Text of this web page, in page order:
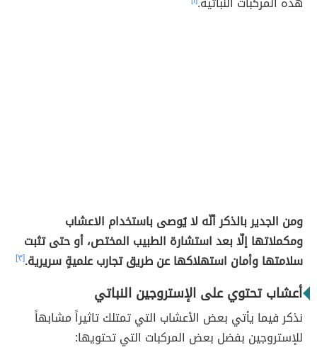
ومن الجدير بالذكر أنّه لا يُوصى باستخدام الاعشاب
ومكملاتها إلّا بعد استشارة الطبيب المختص، أو حتى تثبت
سلامتها وأمان استهلاكها عن طريق تجارب علميةٍ سريرية.[٣]
أعشاب تحتوي على الإستروجين النباتي
نذكر فيما يأتي بعض الأعشاب التي تمتلك تاثيراً مشابهاً
للإستروجين بفضل بعض المركبات التي تحتويها: